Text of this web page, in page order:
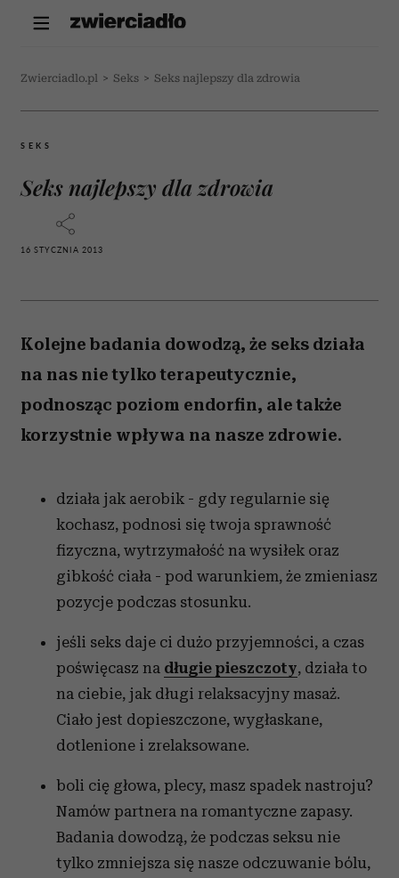
Zwierciadlo.pl > Seks > Seks najlepszy dla zdrowia
SEKS
Seks najlepszy dla zdrowia
16 STYCZNIA 2013
Kolejne badania dowodzą, że seks działa
na nas nie tylko terapeutycznie,
podnosząc poziom endorfin, ale także
korzystnie wpływa na nasze zdrowie.
działa jak aerobik - gdy regularnie się
kochasz, podnosi się twoja sprawność
fizyczna, wytrzymałość na wysiłek oraz
gibkość ciała - pod warunkiem, że zmieniasz
pozycje podczas stosunku.
jeśli seks daje ci dużo przyjemności, a czas
poświęcasz na długie pieszczoty, działa to
na ciebie, jak długi relaksacyjny masaż.
Ciało jest dopieszczone, wygłaskane,
dotlenione i zrelaksowane.
boli cię głowa, plecy, masz spadek nastroju?
Namów partnera na romantyczne zapasy.
Badania dowodzą, że podczas seksu nie
tylko zmniejsza się nasze odczuwanie bólu,